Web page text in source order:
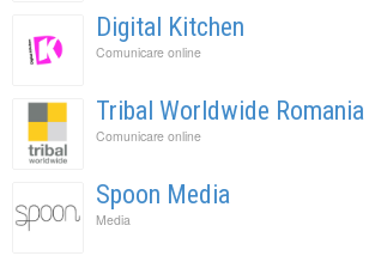
Digital Kitchen
Comunicare online
Tribal Worldwide Romania
Comunicare online
Spoon Media
Media